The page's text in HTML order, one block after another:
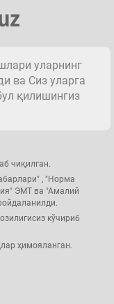
уларнинг
ва Сиз уларга
қилишингиз
чиқилган.
, "Норма
ЭМТ ва "Амалий
кўчириб
ҳимояланган.